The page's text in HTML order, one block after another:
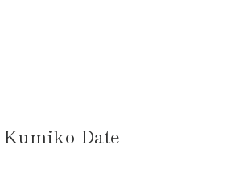
Kumiko Date